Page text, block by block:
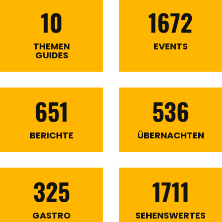
10
THEMEN
GUIDES
1672
EVENTS
651
BERICHTE
536
ÜBERNACHTEN
325
GASTRO
1711
SEHENSWERTES